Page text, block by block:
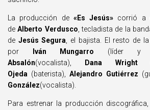
La producción de «Es Jesús» corrió a
deAlberto Verdusco , tecladista de la
de Jesús Segura , el bajista. El resto de
por
Iván Mungarro (líder y
Absalón(vocalista), Dana Wright
Ojeda (baterista), Alejandro Gutiérrez
González(vocalista).
Para estrenar la producción